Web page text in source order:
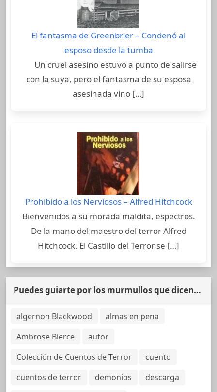
El fantasma de Greenbrier – Condenó al
esposo desde la tumba
Un cruel asesino estuvo a punto de salirse
con la suya, pero el fantasma de su esposa
asesinada vino […]
Prohibido a los Nerviosos – Alfred Hitchcock
Bienvenidos a su morada maldita, espectros.
De la mano del maestro del terror Alfred
Hitchcock, El Castillo del Terror se […]
Puedes guiarte por los murmullos que dicen…
algernon Blackwood
almas en pena
Ambrose Bierce
autor
Colección de Cuentos de Terror
cuento
cuentos de terror
demonios
descarga